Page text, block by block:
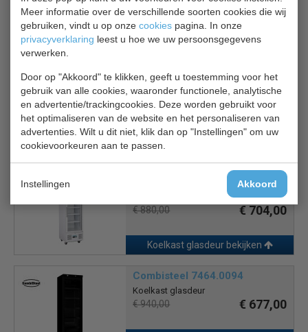
Meer informatie over de verschillende soorten cookies die wij
gebruiken, vindt u op onze cookies pagina. In onze
privacyverklaring leest u hoe we uw persoonsgegevens
verwerken.
Door op "Akkoord" te klikken, geeft u toestemming voor het
gebruik van alle cookies, waaronder functionele, analytische
en advertentie/trackingcookies. Deze worden gebruikt voor
het optimaliseren van de website en het personaliseren van
advertenties. Wilt u dit niet, klik dan op "Instellingen" om uw
cookievoorkeuren aan te passen.
Instellingen Akkoord
2 jaar garantie.
CS Koelkast 7464.0093
Glasdeur koelkast
€ 940,00 € 658,00
Koelkast glasdeur bekijken
€ 880,00 € 704,00
Koelkast glasdeur bekijken
Combisteel 7464.0094
Koelkast glasdeur
€ 940,00 € 677,00